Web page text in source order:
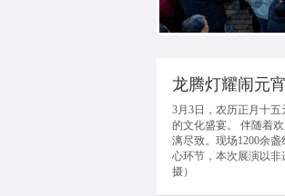
龙腾灯耀闹元
3月3日，农历正月十
的文化盛宴。 伴随着
漓尽致。现场1200余
心环节，本次展演以
摄）